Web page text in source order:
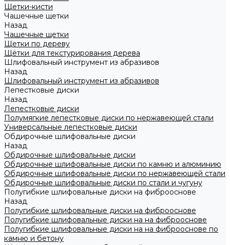
Щетки-кисти
Чашечные щетки
Назад
Чашечные щетки
Щетки по дереву
Щётки для текстурирования дерева
Шлифовальный инструмент из абразивов
Назад
Шлифовальный инструмент из абразивов
Лепестковые диски
Назад
Лепестковые диски
Полумягкие лепестковые диски по нержавеющей стали
Универсальные лепестковые диски
Обдирочные шлифовальные диски
Назад
Обдирочные шлифовальные диски
Обдирочные шлифовальные диски по камню и алюминию
Обдирочные шлифовальные диски по нержавеющей стали
Обдирочные шлифовальные диски по стали и чугуну
Полугибкие шлифовальные диски на фиброоснове
Назад
Полугибкие шлифовальные диски на фиброоснове
Полугибкие шлифовальные диски на на фиброоснове
Полугибкие шлифовальные диски на на фиброоснове по
камню и бетону